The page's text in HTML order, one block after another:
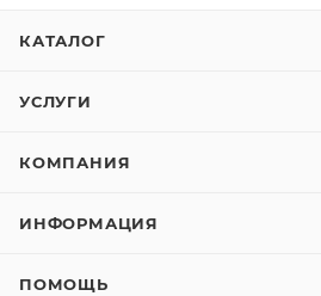
КАТАЛОГ
УСЛУГИ
КОМПАНИЯ
ИНФОРМАЦИЯ
ПОМОЩЬ